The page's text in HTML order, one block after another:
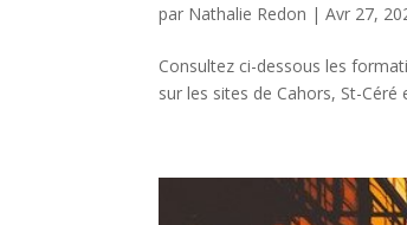
par Nathalie Redon |Avr 27,
Consultez ci-dessous les
sur les sites de Cahors, St-Céré